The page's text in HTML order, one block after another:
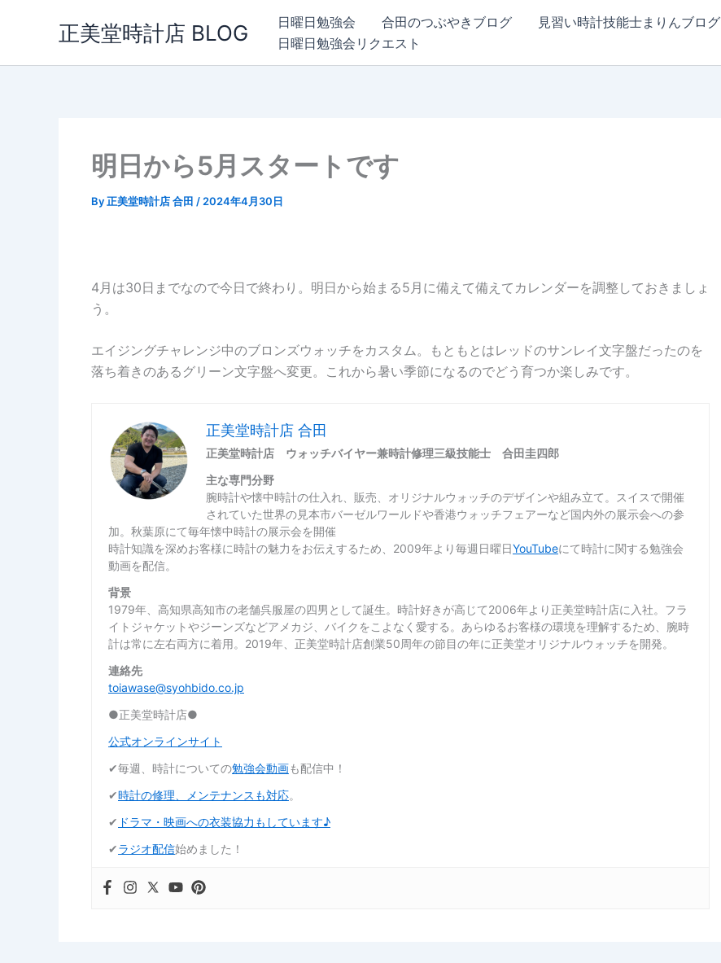
正美堂時計店 BLOG 日曜日勉強会 合田のつぶやきブログ 見習い時計技能士まりんブログ
日曜日勉強会リクエスト
明日から5月スタートです
By正美堂時計店 合田 / 2024年4月30日
4月は30日までなので今日で終わり。明日から始まる5月に備えて備えてカレンダーを調整しておきましょ
う。
エイジングチャレンジ中のブロンズウォッチをカスタム。もともとはレッドのサンレイ文字盤だったのを
落ち着きのあるグリーン文字盤へ変更。これから暑い季節になるのでどう育つか楽しみです。
正美堂時計店 合田
正美堂時計店 ウォッチバイヤー兼時計修理三級技能士 合田圭四郎
主な専門分野
腕時計や懐中時計の仕入れ、販売、オリジナルウォッチのデザインや組み立て。スイスで開催
されていた世界の見本市バーゼルワールドや香港ウォッチフェアーなど国内外の展示会への参
加。秋葉原にて毎年懐中時計の展示会を開催
時計知識を深めお客様に時計の魅力をお伝えするため、2009年より毎週日曜日YouTubeにて時計に関する勉強会
動画を配信。
背景
1979年、高知県高知市の老舗呉服屋の四男として誕生。時計好きが高じて2006年より正美堂時計店に入社。フラ
イトジャケットやジーンズなどアメカジ、バイクをこよなく愛する。あらゆるお客様の環境を理解するため、腕時
計は常に左右両方に着用。2019年、正美堂時計店創業50周年の節目の年に正美堂オリジナルウォッチを開発。
連絡先
toiawase@syohbido.co.jp
●正美堂時計店●
公式オンラインサイト
✔︎毎週、時計についての勉強会動画も配信中！
✔︎時計の修理、メンテナンスも対応。
✔︎ ドラマ・映画への衣装協力もしています♪
✔︎ラジオ配信始めました！